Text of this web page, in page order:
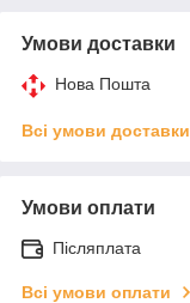
Умови доставки
Нова Пошта
Всі умови доставки
Умови оплати
Післяплата
Всі умови оплати